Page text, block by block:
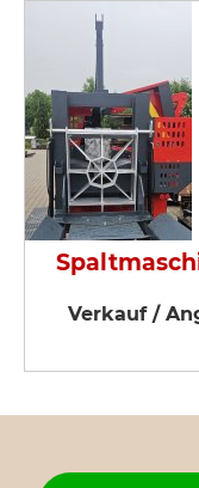
Verkauf /